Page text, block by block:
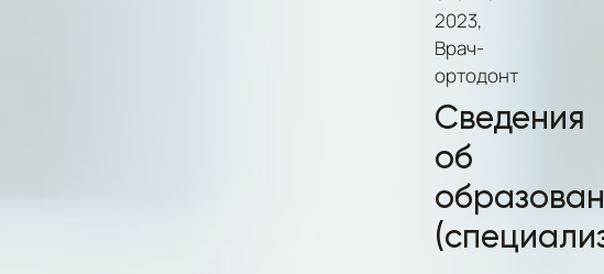
2023,
Врач-
ортодонт
Сведения
об